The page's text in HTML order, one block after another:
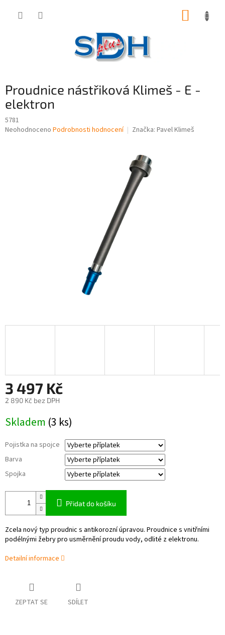
Proudnice nástřiková Klimeš - E -
elektron
5781
Průměrné
Neohodnoceno Podrobnosti hodnocení Značka: Pavel Klimeš
3 497 Kč
2 890 Kč bez DPH
cena:
Skladem (3 ks)
Pojistka na spojce
Barva
Spojka
Přidat do košíku
Zcela nový typ proudnic s antikorozní úpravou. Proudnice s vnitřními
podélnými žebry pro usměrnění proudu vody, odlité z elektronu.
Detailní informace
ZEPTAT SE SDÍLET